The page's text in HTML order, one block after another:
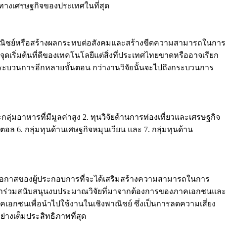
งเศรษฐกิจของประเทศในที่สุด
ย์หรือสร้างผลกระทบต่อสังคมและสร้างขีดความสามารถในการ
เริ่มต้นที่ดีของเทคโนโลยีแต่สิ่งที่ประเทศไทยขาดหรืออาจเรียก
ะบวนการอีกหลายขั้นตอน กว่างานวิจัยนั้นจะไปถึงกระบวนการ
มอาหารที่มีมูลค่าสูง 2. ทุนวิจัยด้านการท่องเที่ยวและเศรษฐกิจ
ล 6. กลุ่มทุนด้านเศษฐกิจหมุนเวียน และ 7. กลุ่มทุนด้าน
าสของผู้ประกอบการที่จะได้เสริมสร้างความสามารถในการ
ร่วมสนับสนุนงบประมาณวิจัยที่มาจากต้องการของภาคเอกชนและ
กชนเพื่อนำไปใช้งานในเชิงพาณิชย์ ซึ่งเป็นการลดความเสี่ยง
างเต็มประสิทธิภาพที่สุด